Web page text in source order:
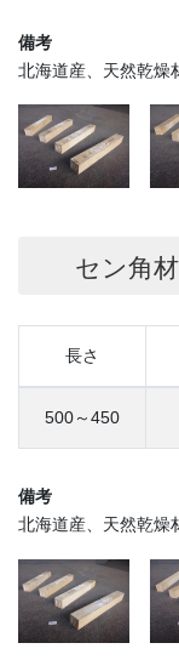
備考
北海道産、天然乾燥
セン角
長さ
500～450
備考
北海道産、天然乾燥